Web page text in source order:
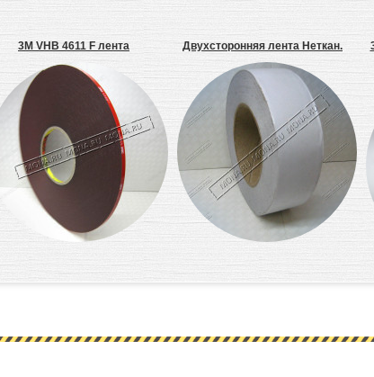
3M VHB 4611 F лента Двухсторонняя лента Неткан.